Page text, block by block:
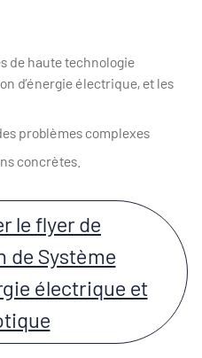
de haute technologie
d’énergie électrique, et les
problèmes complexes
concrètes.
le flyer de
de Système
électrique et